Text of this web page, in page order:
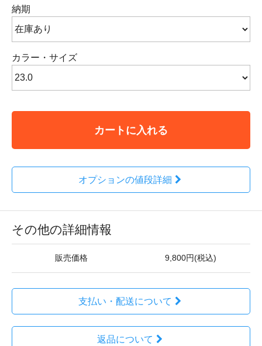
納期
カラー・サイズ
カートに入れる
オプションの値段詳細
その他の詳細情報
販売価格 9,800円(税込)
支払い・配送について
返品について